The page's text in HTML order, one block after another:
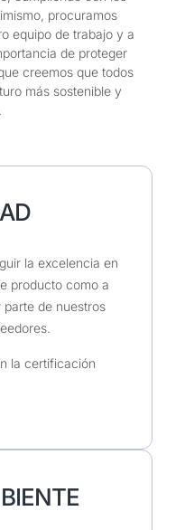
procuramos
equipo de trabajo y a
de proteger
creemos que todos
más sostenible y
la excelencia en
producto como a
de nuestros
la certificación